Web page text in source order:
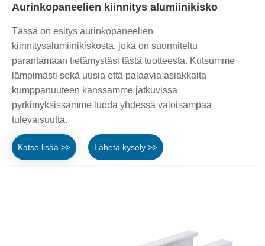
Aurinkopaneelien kiinnitys alumiinikisko
Tässä on esitys aurinkopaneelien
kiinnitysalumiinikiskosta, joka on suunniteltu
parantamaan tietämystäsi tästä tuotteesta. Kutsumme
lämpimästi sekä uusia että palaavia asiakkaita
kumppanuuteen kanssamme jatkuvissa
pyrkimyksissämme luoda yhdessä valoisampaa
tulevaisuutta.
Katso lisää >> Lähetä kysely >>